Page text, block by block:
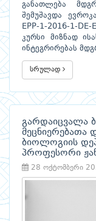
განათლება
შემუშავდა
EPP-1-2016-1-DE-
კურსი მიზნად
ინტეგრირებას
სრულად
გარდაიცვალა
მეცნიერებათა
ბიოლოგიის
პროფესორი
28 ოქტომბერი